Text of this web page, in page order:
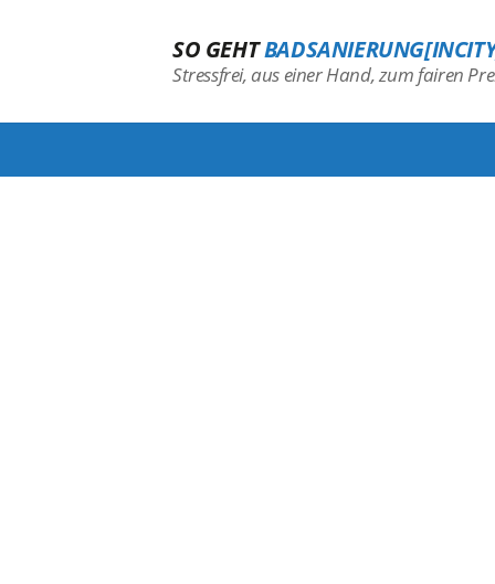
SO GEHT
Stressfrei, aus einer Hand, zum fairen